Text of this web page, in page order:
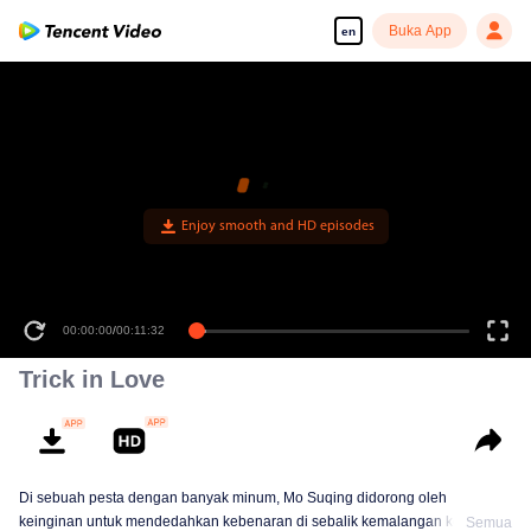
en Buka App
Enjoy smooth and HD episodes
00:00:00/00:11:32
Trick in Love
Di sebuah pesta dengan banyak minum, Mo Suqing didorong oleh
keinginan untuk mendedahkan kebenaran di sebalik kemalangan keretaSemua